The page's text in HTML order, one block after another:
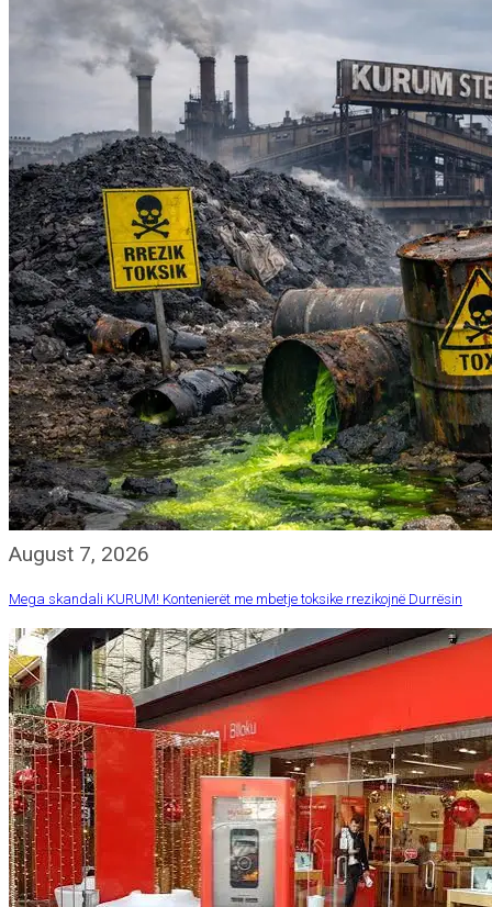
August 7, 2026
Mega skandali KURUM! Kontenierët me mbetje toksike rrezikojnë Durrësin